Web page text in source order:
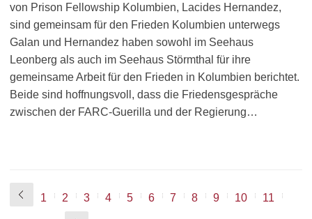
von Prison Fellowship Kolumbien, Lacides Hernandez,
sind gemeinsam für den Frieden Kolumbien unterwegs
Galan und Hernandez haben sowohl im Seehaus
Leonberg als auch im Seehaus Störmthal für ihre
gemeinsame Arbeit für den Frieden in Kolumbien berichtet.
Beide sind hoffnungsvoll, dass die Friedensgespräche
zwischen der FARC-Guerilla und der Regierung…
1 2 3 4 5 6 7 8 9 10 11